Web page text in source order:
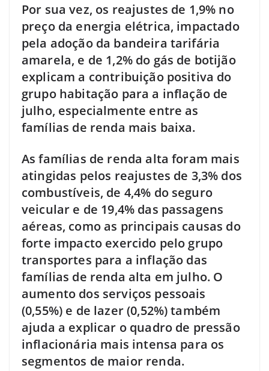
Por sua vez, os reajustes de 1,9% no
preço da energia elétrica, impactado
pela adoção da bandeira tarifária
amarela, e de 1,2% do gás de botijão
explicam a contribuição positiva do
grupo habitação para a inflação de
julho, especialmente entre as
famílias de renda mais baixa.
As famílias de renda alta foram mais
atingidas pelos reajustes de 3,3% dos
combustíveis, de 4,4% do seguro
veicular e de 19,4% das passagens
aéreas, como as principais causas do
forte impacto exercido pelo grupo
transportes para a inflação das
famílias de renda alta em julho. O
aumento dos serviços pessoais
(0,55%) e de lazer (0,52%) também
ajuda a explicar o quadro de pressão
inflacionária mais intensa para os
segmentos de maior renda.